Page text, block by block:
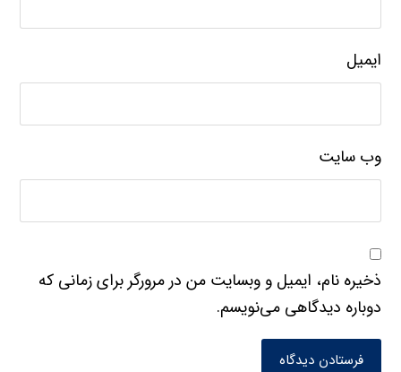
ایمیل
وب‌ سایت
ذخیره نام، ایمیل و وبسایت من در مرورگر برای زمانی که
دوباره دیدگاهی می‌نویسم.
فرستادن دیدگاه